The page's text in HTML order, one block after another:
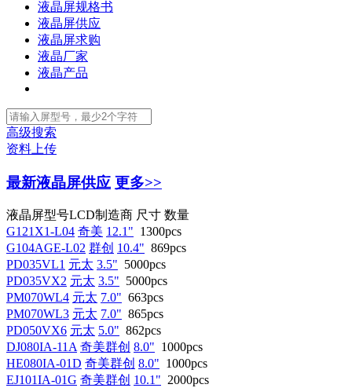
液晶屏规格书
液晶屏供应
液晶屏求购
液晶厂家
液晶产品
高级搜索
资料上传
最新液晶屏供应 更多>>
液晶屏型号LCD制造商 尺寸 数量
G121X1-L04 奇美 12.1" 1300pcs
G104AGE-L02 群创 10.4" 869pcs
PD035VL1 元太 3.5" 5000pcs
PD035VX2 元太 3.5" 5000pcs
PM070WL4 元太 7.0" 663pcs
PM070WL3 元太 7.0" 865pcs
PD050VX6 元太 5.0" 862pcs
DJ080IA-11A 奇美群创 8.0" 1000pcs
HE080IA-01D 奇美群创 8.0" 1000pcs
EJ101IA-01G 奇美群创 10.1" 2000pcs